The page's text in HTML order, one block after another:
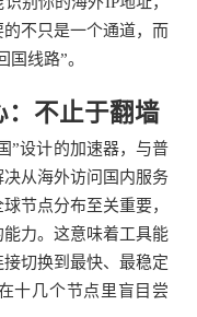
不只是一个通道，而
线路”。
：不止于翻墙
”设计的加速器，与普
从海外访问国内服务
节点分布至关重要，
力。这意味着工具能
切换到最快、最稳定
十几个节点里盲目尝